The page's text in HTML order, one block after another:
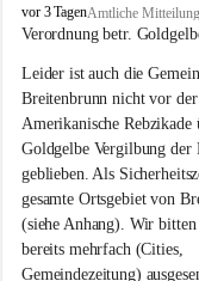
B
r
i
t
e
n
b
r
u
n
n
a
vor 3 TagenAmtliche Mitteilung
Verordnung betr.
Leider ist auch die
Breitenbrunn nicht vor
Amerikanische Rebzikade
Goldgelbe Vergilbung der
geblieben. Als
gesamte Ortsgebiet von
(siehe Anhang). Wir
bereits mehrfach (Cities,
Gemeindezeitung)